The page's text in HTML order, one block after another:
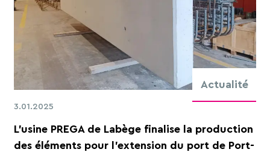
Actualité
3.01.2025
L’usine PREGA de Labège finalise la production
des éléments pour l’extension du port de Port-